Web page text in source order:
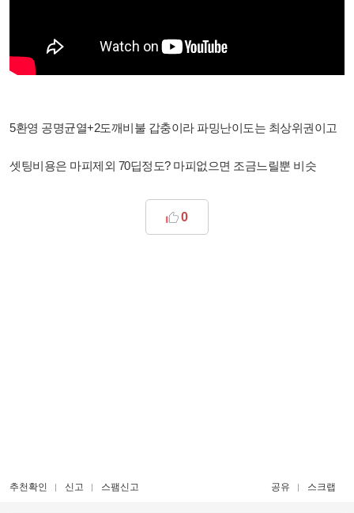
5환영 공명균열+2도깨비불 갑충이라 파밍난이도는 최상위권이고
셋팅비용은 마피제외 70딥정도? 마피없으면 조금느릴뿐 비슷
0
추천확인 신고 스팸신고 공유 스크랩